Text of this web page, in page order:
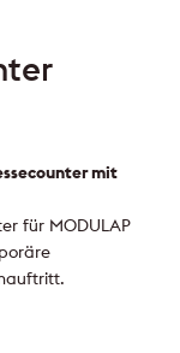
mit
für MODULAP